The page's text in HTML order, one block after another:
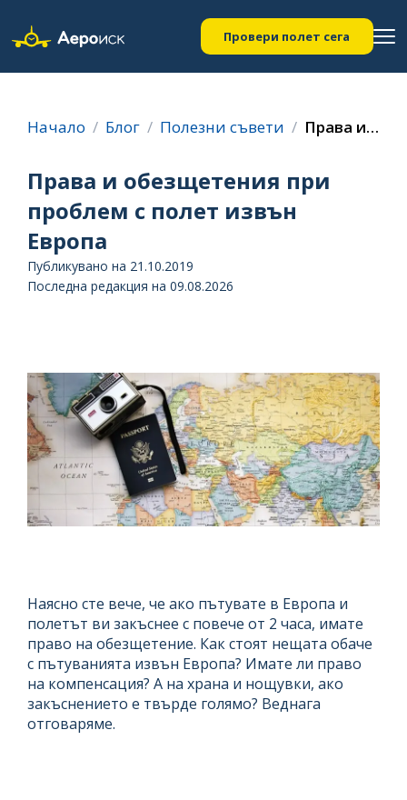
Провери полет сега
Начало Блог Полезни съвети Права и обезщетения при проблем с полет извън Европа
Права и обезщетения при
проблем с полет извън
Европа
Публикувано на 21.10.2019
Последна редакция на 09.08.2026
Наясно сте вече, че ако пътувате в Европа и
полетът ви закъснее с повече от 2 часа, имате
право на обезщетение. Как стоят нещата обаче
с пътуванията извън Европа? Имате ли право
на компенсация? А на храна и нощувки, ако
закъснението е твърде голямо? Веднага
отговаряме.